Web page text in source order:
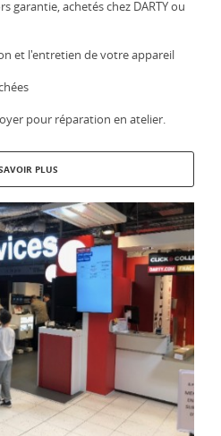
garantie, achetés chez DARTY ou
et l'entretien de votre appareil
pour réparation en atelier.
PLUS